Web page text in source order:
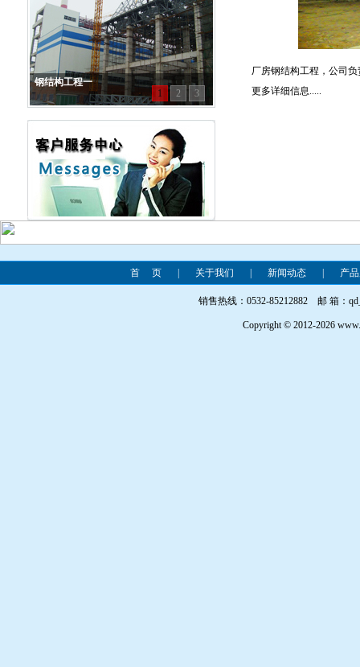
钢结构工程一
1
2 3
厂房钢结构工程，公司
更多详细信息.....
首 页 关于我们 新闻动态 产
销售热线：0532-85212882 邮 箱：
Copyright © 2012-2026